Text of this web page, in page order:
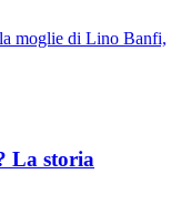
moglie di Lino Banfi,
La storia